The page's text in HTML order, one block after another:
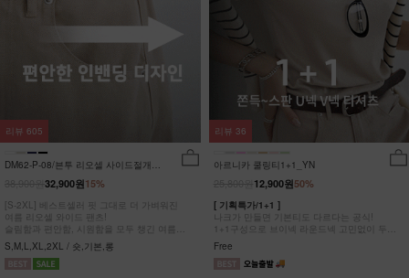
DM62-P-08/븐투 리오셀 사이드절개팬
15%
32,900원
[S-2XL] 베스트셀러 핏 그대로 더 가벼워진
여름 리오셀 와이드 팬츠!
슬림함과 편안함, 시원함을 모두 챙긴 여름
완전정복 팬츠
S,M,L,XL,2XL / 숏,기본,롱
리뷰 605
아르니카 쿨링티1+1_YN
50%
12,900원
[ 기획특가/1+1 ]
나크가 만들면 기본티도 다르다는 공식!
1+1구성으로 브이넥 라운드넥 고민없이 두장
다 챙겨가세요
Free
리뷰 36